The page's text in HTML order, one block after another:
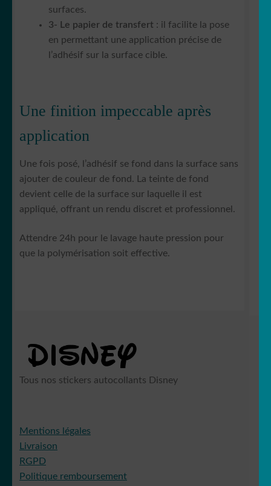
surfaces.
3- Le papier de transfert : il facilite la pose
en permettant une application précise de
l’adhésif sur la surface cible.
Une finition impeccable après
application
Une fois posé, l’adhésif se fond dans la surface sans
ajouter de couleur de fond. La teinte de fond
devient celle de la surface sur laquelle il est
appliqué, offrant un rendu discret et professionnel.
Attendre 24h pour le lavage haute pression pour
que la polymérisation soit effective.
Tous nos stickers autocollants Disney
Mentions légales
Livraison
RGPD
Politique remboursement